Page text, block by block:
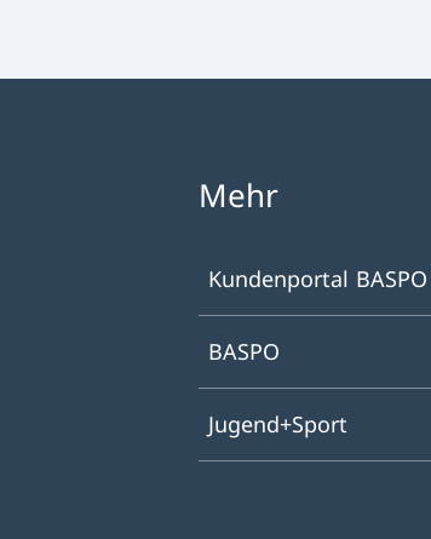
Mehr
Kundenportal BASPO
BASPO
Jugend+Sport